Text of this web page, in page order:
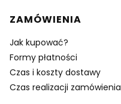
ZAMÓWIENIA
Jak kupować?
Formy płatności
Czas i koszty dostawy
Czas realizacji zamówienia